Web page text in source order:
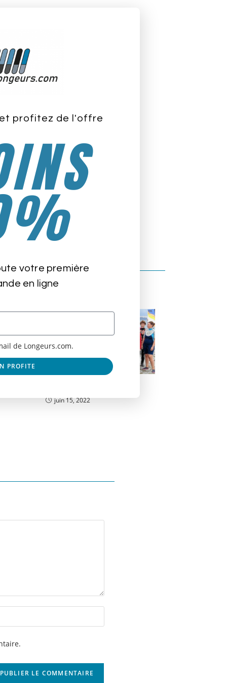
juin 15, 2022
profitez de l'offre
votre première
en ligne
de Longeurs.com.
PROFITE